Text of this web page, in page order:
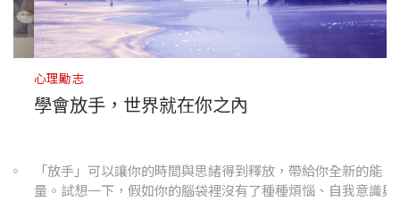
心理勵志
學會放手，世界就在你之內
「放手」可以讓你的時間與思緒得到釋放，帶給你全新的能
量。試想一下，假如你的腦袋裡沒有了種種煩惱、自我意識與